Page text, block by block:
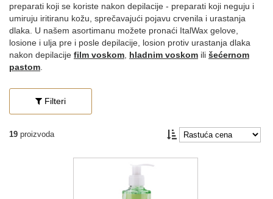
preparati koji se koriste nakon depilacije - preparati koji neguju i
umiruju iritiranu kožu, sprečavajući pojavu crvenila i urastanja
dlaka. U našem asortimanu možete pronaći ItalWax gelove,
losione i ulja pre i posle depilacije, losion protiv urastanja dlaka
nakon depilacije film voskom hladnim voskom ili šećernom
pastom
Filteri
19 proizvoda